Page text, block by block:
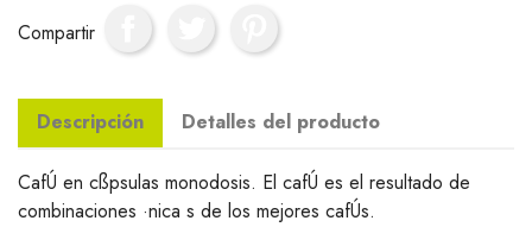
Compartir
Descripción Detalles del producto
CafÚ en cßpsulas monodosis. El cafÚ es el resultado de
combinaciones ·nica s de los mejores cafÚs.